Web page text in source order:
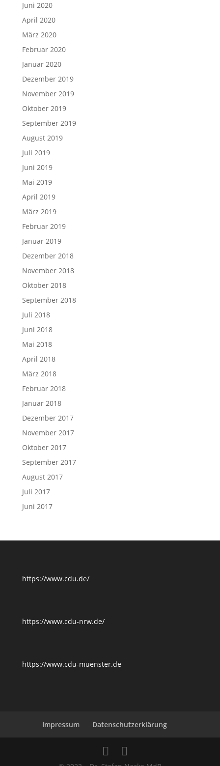
Juni 2020
April 2020
März 2020
Februar 2020
Januar 2020
Dezember 2019
November 2019
Oktober 2019
September 2019
August 2019
Juli 2019
Juni 2019
Mai 2019
April 2019
März 2019
Februar 2019
Januar 2019
Dezember 2018
November 2018
Oktober 2018
September 2018
Juli 2018
Juni 2018
Mai 2018
April 2018
März 2018
Februar 2018
Januar 2018
Dezember 2017
November 2017
Oktober 2017
September 2017
August 2017
Juli 2017
Juni 2017
https://www.cdu.de/
https://www.cdu-nrw.de/
https://www.cdu-muenster.de
Impressum Datenschutzerklärung